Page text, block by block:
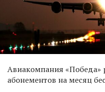
Авиакомпания «Победа»
абонементов на месяц